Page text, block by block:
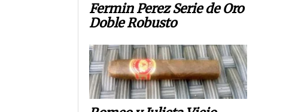
Fermin Perez Serie de Oro
Doble Robusto